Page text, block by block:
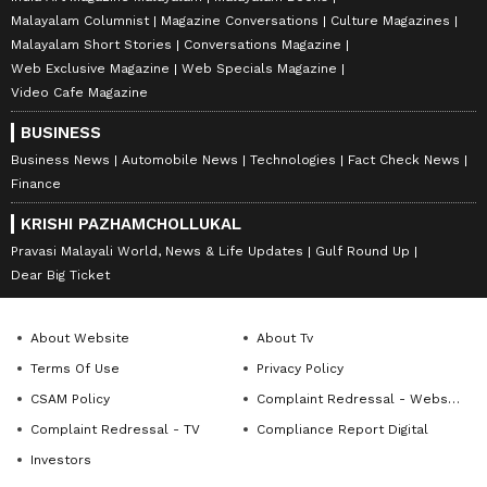
Malayalam Columnist
Magazine Conversations
Culture Magazines
Malayalam Short Stories
Conversations Magazine
Web Exclusive Magazine
Web Specials Magazine
Video Cafe Magazine
BUSINESS
Business News Automobile News Technologies
Fact Check News
Finance
KRISHI PAZHAMCHOLLUKAL
Pravasi Malayali World, News & Life Updates
Gulf Round Up
Dear Big Ticket
About Website
About Tv
Terms Of Use
Privacy Policy
CSAM Policy
Complaint Redressal - Website
Complaint Redressal - TV
Compliance Report Digital
Investors